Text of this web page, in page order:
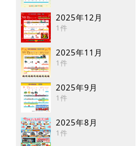
2025年12月
1件
2025年11月
1件
2025年9月
1件
2025年8月
1件